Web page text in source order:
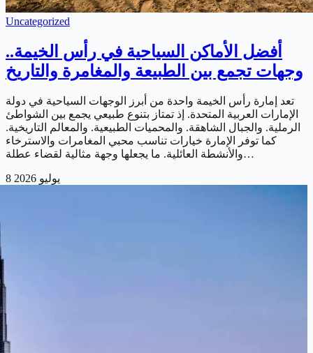
Uncategorized
أفضل الأماكن السياحية في رأس الخيمة..
وجهات تجمع بين الطبيعة والمغامرة والتاريخ
تعد إمارة رأس الخيمة واحدة من أبرز الوجهات السياحية في دولة
الإمارات العربية المتحدة. إذ تمتاز بتنوع طبيعي يجمع بين الشواطئ
الرملية. والجبال الشاهقة. والمحميات الطبيعية. والمعالم التاريخية.
كما توفر الإمارة خيارات تناسب محبي المغامرات والاسترخاء
والأنشطة العائلية. ما يجعلها وجهة مثالية لقضاء عطلة…
8 يوليو 2026